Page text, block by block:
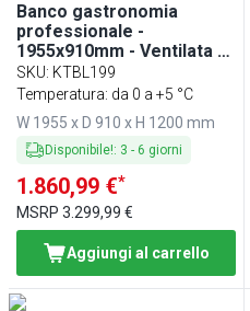
Banco gastronomia
professionale -
1955x910mm - Ventilata -
254 L - Colore Nero -
Doppi vetri - con 1 ripiani
SKU: KTBL199
Temperatura: da 0 a +5 °C
W 1955 x D 910 x H 1200 mm
Disponibile!: 3 - 6 giorni
1.860,99 €*
MSRP 3.299,99 €
Aggiungi al carrello